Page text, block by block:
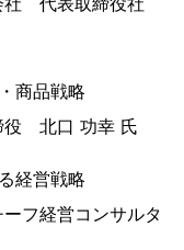
商品戦略
役 北口 功幸 氏
経営戦略
フ経営コンサルタ